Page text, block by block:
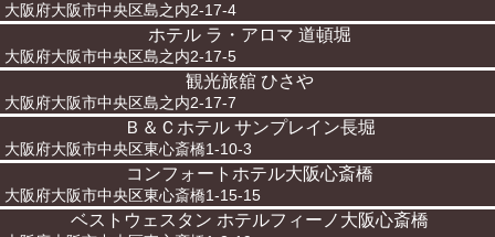
大阪府大阪市中央区島之内2-17-4
ホテル ラ・アロマ 道頓堀
大阪府大阪市中央区島之内2-17-5
観光旅舘 ひさや
大阪府大阪市中央区島之内2-17-7
Ｂ＆Ｃホテル サンプレイン長堀
大阪府大阪市中央区東心斎橋1-10-3
コンフォートホテル大阪心斎橋
大阪府大阪市中央区東心斎橋1-15-15
ベストウェスタン ホテルフィーノ大阪心斎橋